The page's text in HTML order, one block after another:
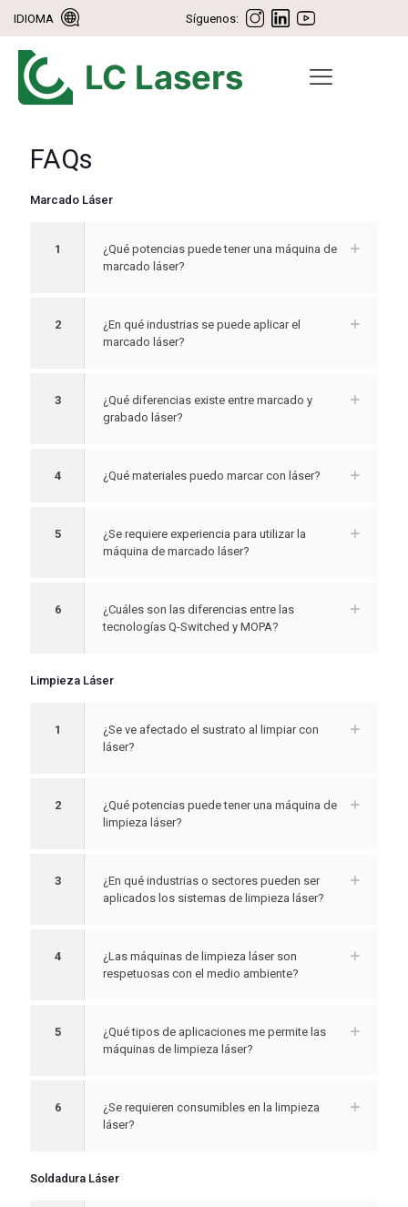
IDIOMA Síguenos:
FAQs
Marcado Láser
1
¿Qué potencias puede tener una máquina de
marcado láser?
2
¿En qué industrias se puede aplicar el
marcado láser?
3
¿Qué diferencias existe entre marcado y
grabado láser?
4 ¿Qué materiales puedo marcar con láser?
5
¿Se requiere experiencia para utilizar la
máquina de marcado láser?
6
¿Cuáles son las diferencias entre las
tecnologías Q-Switched y MOPA?
Limpieza Láser
1
¿Se ve afectado el sustrato al limpiar con
láser?
2
¿Qué potencias puede tener una máquina de
limpieza láser?
3
¿En qué industrias o sectores pueden ser
aplicados los sistemas de limpieza láser?
4
¿Las máquinas de limpieza láser son
respetuosas con el medio ambiente?
5
¿Qué tipos de aplicaciones me permite las
máquinas de limpieza láser?
6
¿Se requieren consumibles en la limpieza
láser?
Soldadura Láser